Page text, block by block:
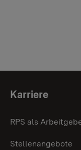
Karriere
RPS als
Stellenangebote